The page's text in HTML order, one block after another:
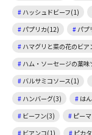
ハッシュドビーフ(1)
パプリカ(12)
パプ
ハマグリと菜の花のビア
ハム・ソーセージの薬味
バルサミコソース(1)
ハンバーグ(3)
は
ビーフン(3)
ピー
ビアンコ(1)
ピカ